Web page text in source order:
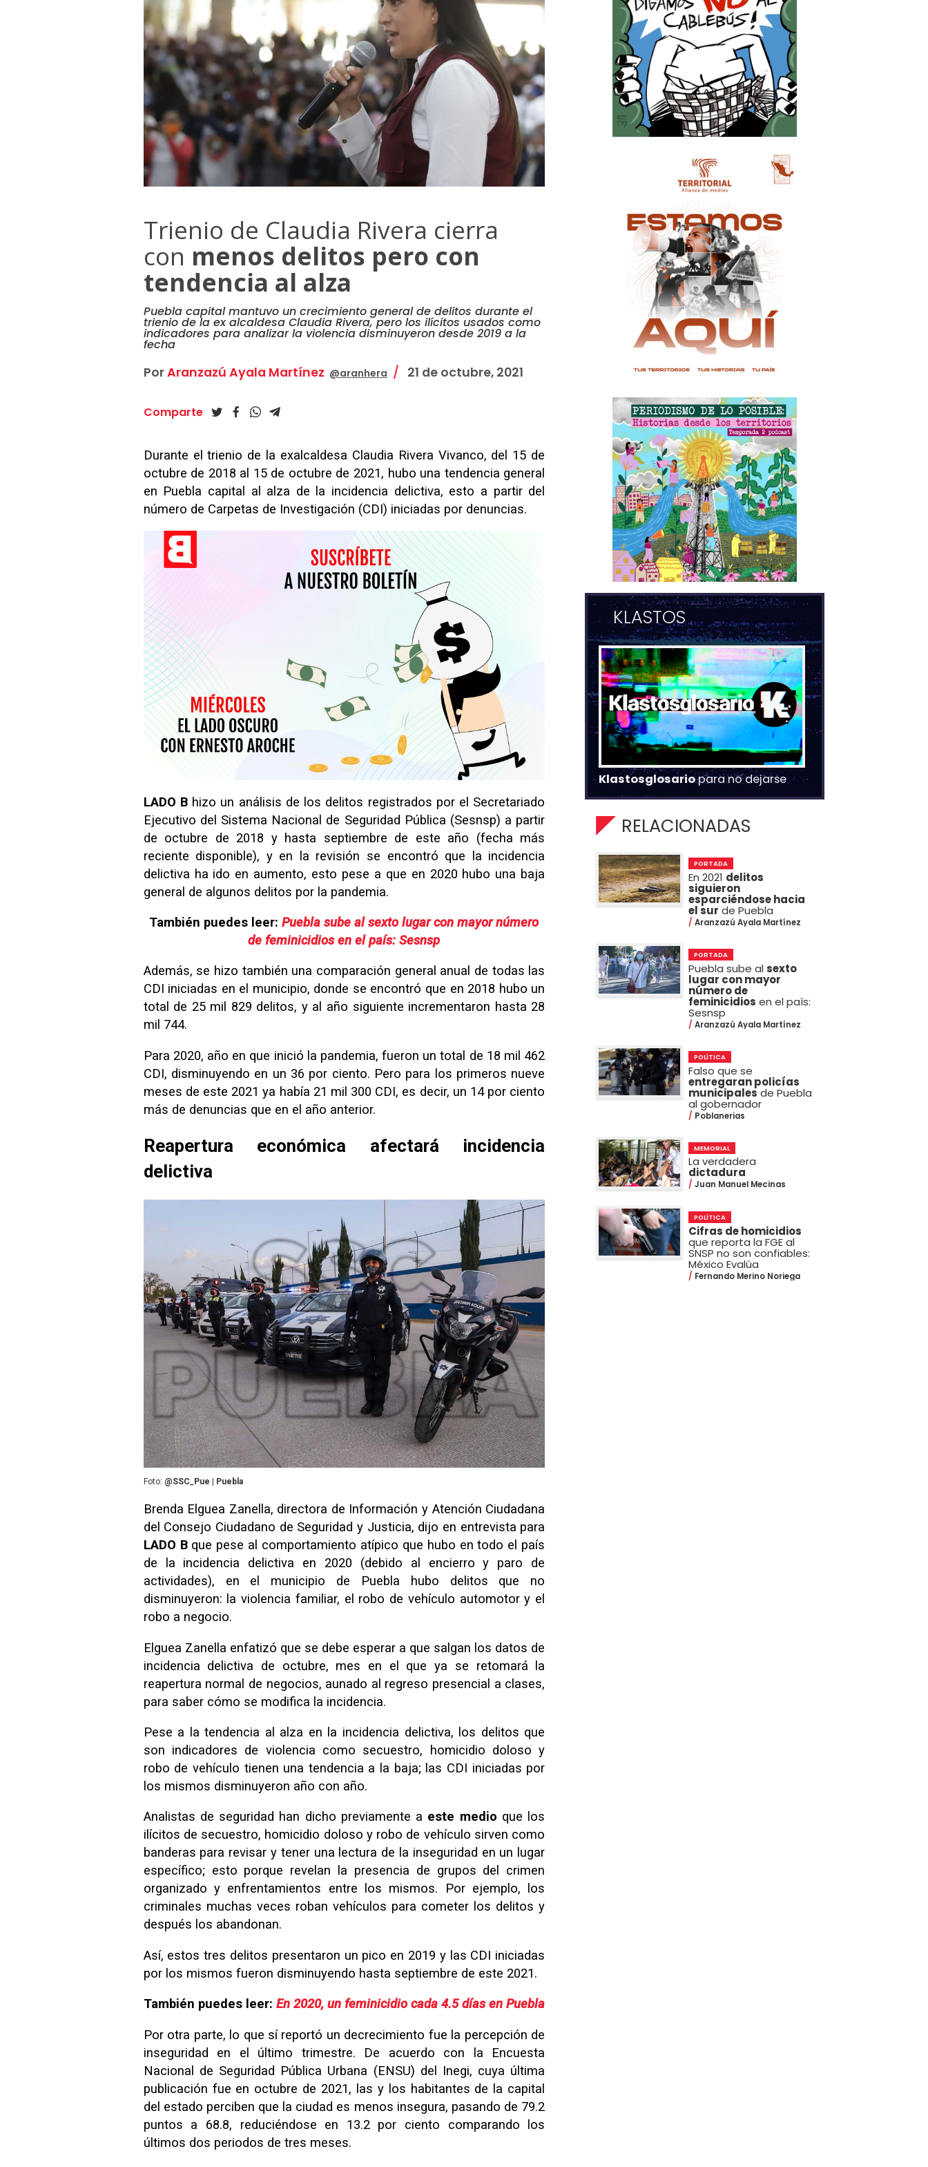
Trienio de Claudia Rivera cierra
con menos delitos pero con
tendencia al alza
Puebla capital mantuvo un crecimiento general de delitos durante el
trienio de la ex alcaldesa Claudia Rivera, pero los ilícitos usados como
indicadores para analizar la violencia disminuyeron desde 2019 a la
fecha
PorAranzazú Ayala Martínez @aranhera 21 de octubre, 2021
Comparte
Durante el trienio de la exalcaldesa Claudia Rivera Vivanco, del 15 de
octubre de 2018 al 15 de octubre de 2021, hubo una tendencia general
en Puebla capital al alza de la incidencia delictiva, esto a partir del
número de Carpetas de Investigación (CDI) iniciadas por denuncias.
LADO B hizo un análisis de los delitos registrados por el Secretariado
Ejecutivo del Sistema Nacional de Seguridad Pública (Sesnsp) a partir
de octubre de 2018 y hasta septiembre de este año (fecha más
reciente disponible), y en la revisión se encontró que la incidencia
delictiva ha ido en aumento, esto pese a que en 2020 hubo una baja
general de algunos delitos por la pandemia.
También puedes leer:Puebla sube al sexto lugar con mayor número
de feminicidios en el país: Sesnsp
Además, se hizo también una comparación general anual de todas las
CDI iniciadas en el municipio, donde se encontró que en 2018 hubo un
total de 25 mil 829 delitos, y al año siguiente incrementaron hasta 28
mil 744.
Para 2020, año en que inició la pandemia, fueron un total de 18 mil 462
CDI, disminuyendo en un 36 por ciento. Pero para los primeros nueve
meses de este 2021 ya había 21 mil 300 CDI, es decir, un 14 por ciento
más de denuncias que en el año anterior.
Reapertura económica afectará incidencia
delictiva
Foto: @SSC_Pue | Puebla
Brenda Elguea Zanella, directora de Información y Atención Ciudadana
del Consejo Ciudadano de Seguridad y Justicia, dijo en entrevista para
LADO Bque pese al comportamiento atípico que hubo en todo el país
de la incidencia delictiva en 2020 (debido al encierro y paro de
actividades), en el municipio de Puebla hubo delitos que no
disminuyeron: la violencia familiar, el robo de vehículo automotor y el
robo a negocio.
Elguea Zanella enfatizó que se debe esperar a que salgan los datos de
incidencia delictiva de octubre, mes en el que ya se retomará la
reapertura normal de negocios, aunado al regreso presencial a clases,
para saber cómo se modifica la incidencia.
Pese a la tendencia al alza en la incidencia delictiva, los delitos que
son indicadores de violencia como secuestro, homicidio doloso y
robo de vehículo tienen una tendencia a la baja; las CDI iniciadas por
los mismos disminuyeron año con año.
Analistas de seguridad han dicho previamente a este medio que los
ilícitos de secuestro, homicidio doloso y robo de vehículo sirven como
banderas para revisar y tener una lectura de la inseguridad en un lugar
específico; esto porque revelan la presencia de grupos del crimen
organizado y enfrentamientos entre los mismos. Por ejemplo, los
criminales muchas veces roban vehículos para cometer los delitos y
después los abandonan.
Así, estos tres delitos presentaron un pico en 2019 y las CDI iniciadas
por los mismos fueron disminuyendo hasta septiembre de este 2021.
También puedes leer: En 2020, un feminicidio cada 4.5 días en Puebla
Por otra parte, lo que sí reportó un decrecimiento fue la percepción de
inseguridad en el último trimestre. De acuerdo con la Encuesta
Nacional de Seguridad Pública Urbana (ENSU) del Inegi, cuya última
publicación fue en octubre de 2021, las y los habitantes de la capital
del estado perciben que la ciudad es menos insegura, pasando de 79.2
puntos a 68.8, reduciéndose en 13.2 por ciento comparando los
últimos dos periodos de tres meses.
KLASTOS
Klastosglosariopara no dejarse
RELACIONADAS
PORTADA
En 2021 delitos
siguieron
esparciéndose hacia
el sur de Puebla
Aranzazú Ayala Martínez
PORTADA
Puebla sube al sexto
lugar con mayor
número de
feminicidios en el país:
Sesnsp
Aranzazú Ayala Martínez
POLÍTICA
Falso que se
entregaran policías
municipales de Puebla
al gobernador
Poblanerias
MEMORIAL
La verdadera
dictadura
Juan Manuel Mecinas
POLÍTICA
Cifras de homicidios
que reporta la FGE al
SNSP no son confiables:
México Evalúa
Fernando Merino Noriega